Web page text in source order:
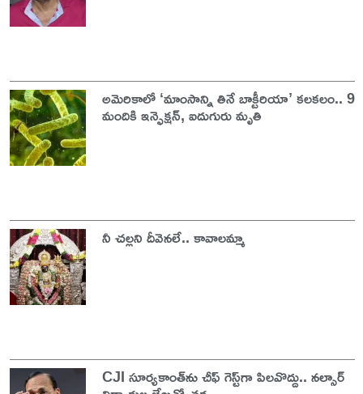
అమెరికాలో ‘మాంసాన్ని తినే బాక్టీరియా’ కలకలం.. 9
మందికి ఇన్ఫెక్షన్, ఐదుగురు మృతి
నీ చల్లని దీవెనలే.. కావాలమ్మా
CJI సూర్యకాంత్‌ను చీఫ్‌ గెస్ట్‌గా పిలవొద్దు.. నల్సార్